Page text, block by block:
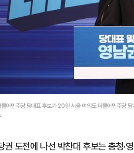
불어민주당 당대표 후보가 20일 서울 여의도 더불어민주당
권 도전에 나선 박찬대 후보는 충청·